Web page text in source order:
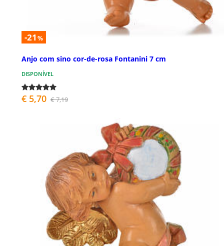
-21 %
Anjo com sino cor-de-rosa Fontanini 7 cm
DISPONÍVEL
€ 5,70 € 7,19